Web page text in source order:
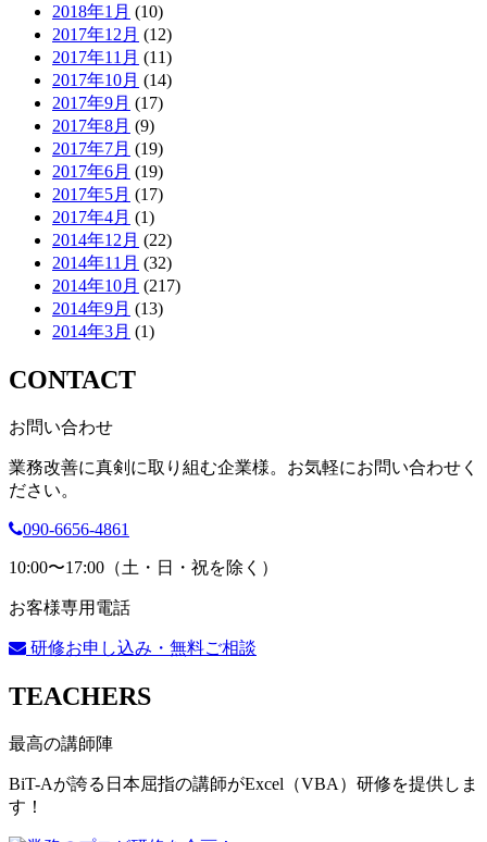
2018年1月 (10)
2017年12月 (12)
2017年11月 (11)
2017年10月 (14)
2017年9月 (17)
2017年8月 (9)
2017年7月 (19)
2017年6月 (19)
2017年5月 (17)
2017年4月 (1)
2014年12月 (22)
2014年11月 (32)
2014年10月 (217)
2014年9月 (13)
2014年3月 (1)
CONTACT
お問い合わせ
業務改善に真剣に取り組む企業様。お気軽にお問い合わせく
ださい。
090-6656-4861
10:00〜17:00（土・日・祝を除く）
お客様専用電話
研修お申し込み・無料ご相談
TEACHERS
最高の講師陣
BiT-Aが誇る日本屈指の講師がExcel（VBA）研修を提供しま
す！